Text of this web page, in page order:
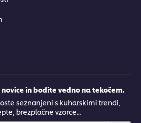
in bodite vedno na tekočem.
seznanjeni s kuharskimi trendi,
brezplačne vzorce...